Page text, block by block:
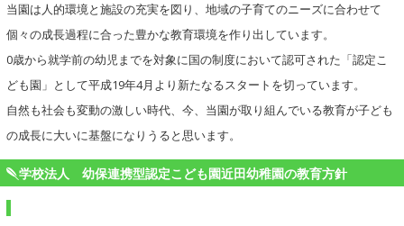
当園は人的環境と施設の充実を図り、地域の子育てのニーズに合わせて
個々の成長過程に合った豊かな教育環境を作り出しています。
0歳から就学前の幼児までを対象に国の制度において認可された「認定こ
ども園」として平成19年4月より新たなるスタートを切っています。
自然も社会も変動の激しい時代、今、当園が取り組んでいる教育が子ども
の成長に大いに基盤になりうると思います。
学校法人 幼保連携型認定こども園近田幼稚園の教育方針